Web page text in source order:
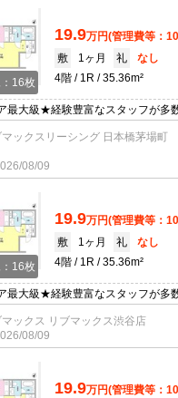
16枚
19.9万円(管理費等：
敷
1ヶ月 礼
なし
4階
1R 35.36m²
最大級★経験豊富なスタッフが多
ジット支払可能！オンライン内覧
来店せずとも問題ありません♪弊社
は全てご紹介可能になりますので
さい★
ックスリーシング 日本橋茅場町
08/09
16枚
19.9万円(管理費等：
敷
1ヶ月 礼
なし
4階
1R 35.36m²
最大級★経験豊富なスタッフが多
ジット支払可能！オンライン内覧
来店せずとも問題ありません♪弊
は全てご紹介可能になりますので
さい★
ックス リブマックス渋谷店
08/09
19.9万円(管理費等：